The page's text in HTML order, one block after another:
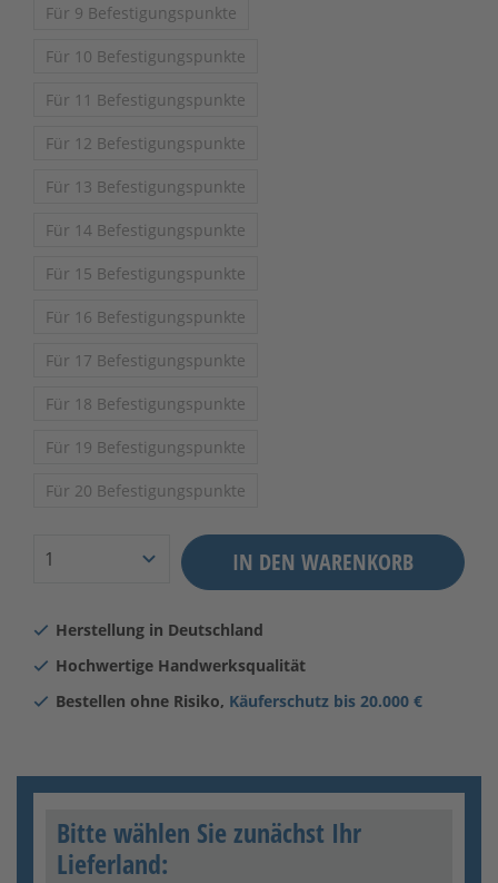
Für 9 Befestigungspunkte
Für 10 Befestigungspunkte
Für 11 Befestigungspunkte
Für 12 Befestigungspunkte
Für 13 Befestigungspunkte
Für 14 Befestigungspunkte
Für 15 Befestigungspunkte
Für 16 Befestigungspunkte
Für 17 Befestigungspunkte
Für 18 Befestigungspunkte
Für 19 Befestigungspunkte
Für 20 Befestigungspunkte
IN DEN WARENKORB
Herstellung in Deutschland
Hochwertige Handwerksqualität
Bestellen ohne Risiko, Käuferschutz bis 20.000 €
Bitte wählen Sie zunächst Ihr
Lieferland: